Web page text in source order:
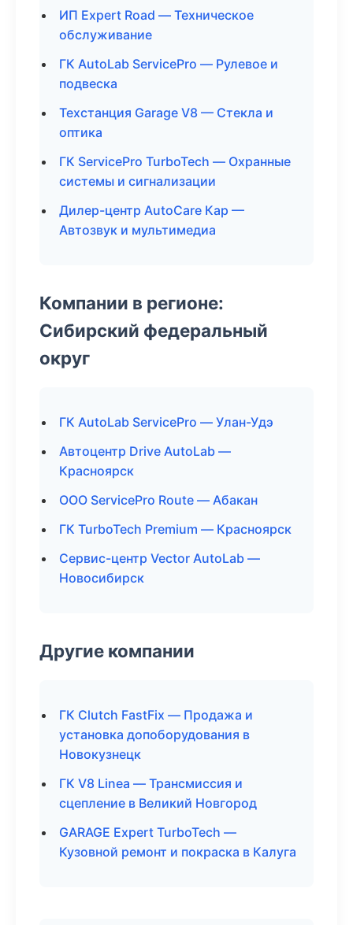
ИП Expert Road — Техническое
обслуживание
ГК AutoLab ServicePro — Рулевое и
подвеска
Техстанция Garage V8 — Стекла и
оптика
ГК ServicePro TurboTech — Охранные
системы и сигнализации
Дилер-центр AutoCare Кар —
Автозвук и мультимедиа
Компании в регионе:
Сибирский федеральный
округ
ГК AutoLab ServicePro — Улан-Удэ
Автоцентр Drive AutoLab —
Красноярск
ООО ServicePro Route — Абакан
ГК TurboTech Premium — Красноярск
Сервис-центр Vector AutoLab —
Новосибирск
Другие компании
ГК Clutch FastFix — Продажа и
установка допоборудования в
Новокузнецк
ГК V8 Linea — Трансмиссия и
сцепление в Великий Новгород
GARAGE Expert TurboTech —
Кузовной ремонт и покраска в Калуга